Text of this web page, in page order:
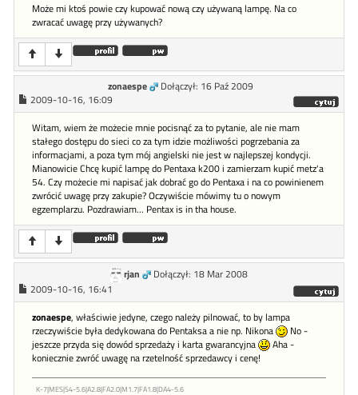
Może mi ktoś powie czy kupować nową czy używaną lampę. Na co
zwracać uwagę przy używanych?
zonaespe
Dołączył: 16 Paź 2009
2009-10-16, 16:09
Witam, wiem że możecie mnie pocisnąć za to pytanie, ale nie mam
stałego dostępu do sieci co za tym idzie możliwości pogrzebania za
informacjami, a poza tym mój angielski nie jest w najlepszej kondycji.
Mianowicie Chcę kupić lampę do Pentaxa k200 i zamierzam kupić metz'a
54. Czy możecie mi napisać jak dobrać go do Pentaxa i na co powinienem
zwrócić uwagę przy zakupie? Oczywiście mówimy tu o nowym
egzemplarzu. Pozdrawiam... Pentax is in tha house.
rjan
Dołączył: 18 Mar 2008
2009-10-16, 16:41
zonaespe, właściwie jedyne, czego należy pilnować, to by lampa
rzeczywiście była dedykowana do Pentaksa a nie np. Nikona
No -
jeszcze przyda się dowód sprzedaży i karta gwarancyjna
Aha -
koniecznie zwróć uwagę na rzetelność sprzedawcy i cenę!
K-7|MES|S4-5.6|A2.8|FA2.0|M1.7|FA1.8|DA4-5.6